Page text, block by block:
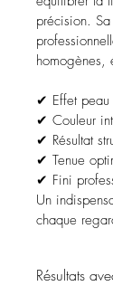
précision.
homogènes,
✔ Effet
✔ Couleur
✔ Résultat
✔ Tenue
✔ Fini
Un
chaque
Résultats